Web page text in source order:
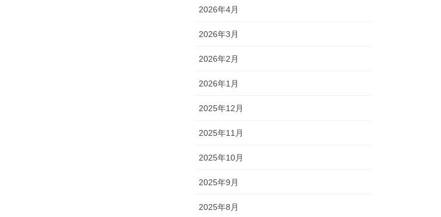
2026年4月
2026年3月
2026年2月
2026年1月
2025年12月
2025年11月
2025年10月
2025年9月
2025年8月